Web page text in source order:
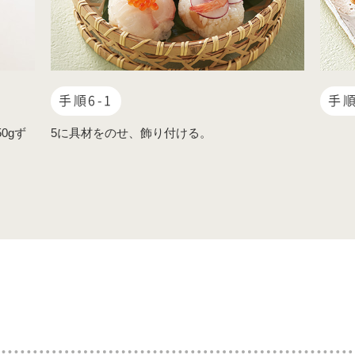
ず
手順6-1
5に具材をのせ、飾り付ける。
手